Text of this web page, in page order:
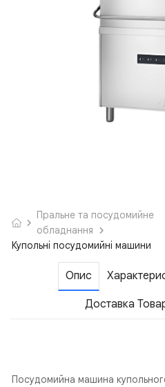
Пральне та посудомийне
обладнання
Купольні посудомийні машини
Опис
Доставка
Посудомийна машина